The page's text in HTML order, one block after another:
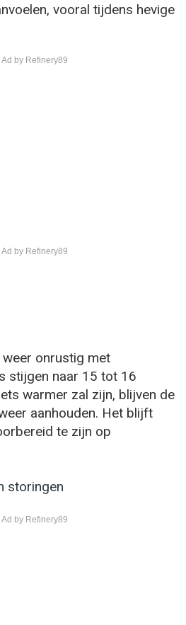
vooral tijdens hevige
by Refinery89
by Refinery89
onrustig met
stijgen naar 15 tot 16
warmer zal zijn, blijven de
aanhouden. Het blijft
te zijn op
storingen
by Refinery89